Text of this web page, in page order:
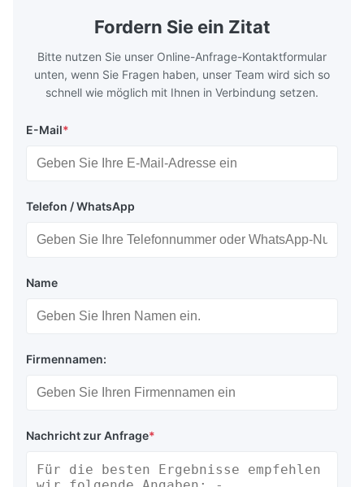
distribution in production processes. Flow
Plate Features Complex, Burr
Fordern Sie ein Zitat
Bitte nutzen Sie unser Online-Anfrage-Kontaktformular
unten, wenn Sie Fragen haben, unser Team wird sich so
schnell wie möglich mit Ihnen in Verbindung setzen.
E-Mail*
Telefon / WhatsApp
Name
Firmennamen:
Nachricht zur Anfrage*